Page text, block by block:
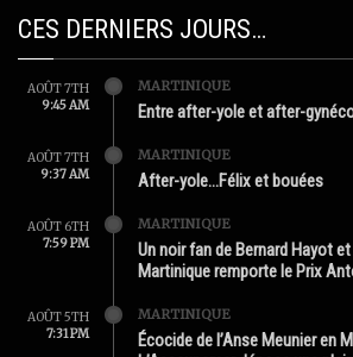
CES DERNIERS JOURS…
AOÛT 7TH
9:45 AM
MARTINIQUE
Entre after-yole et after-
AOÛT 7TH
9:37 AM
MARTINIQUE
After-yole…Félix et bouées
AOÛT 6TH
7:59 PM
MARTINIQUE
Un noir fan de Bernard Hayot
Martinique remporte le Prix
AOÛT 5TH
7:31 PM
MARTINIQUE
Écocide de l’Anse Meunier en